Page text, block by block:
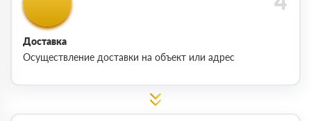
Доставка
Осуществление доставки на объект или адрес